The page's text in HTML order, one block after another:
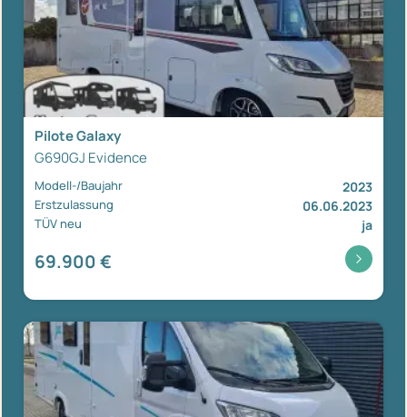
Pilote Galaxy
G690GJ Evidence
Modell-/Baujahr 2023
Erstzulassung 06.06.2023
TÜV neu ja
69.900 €